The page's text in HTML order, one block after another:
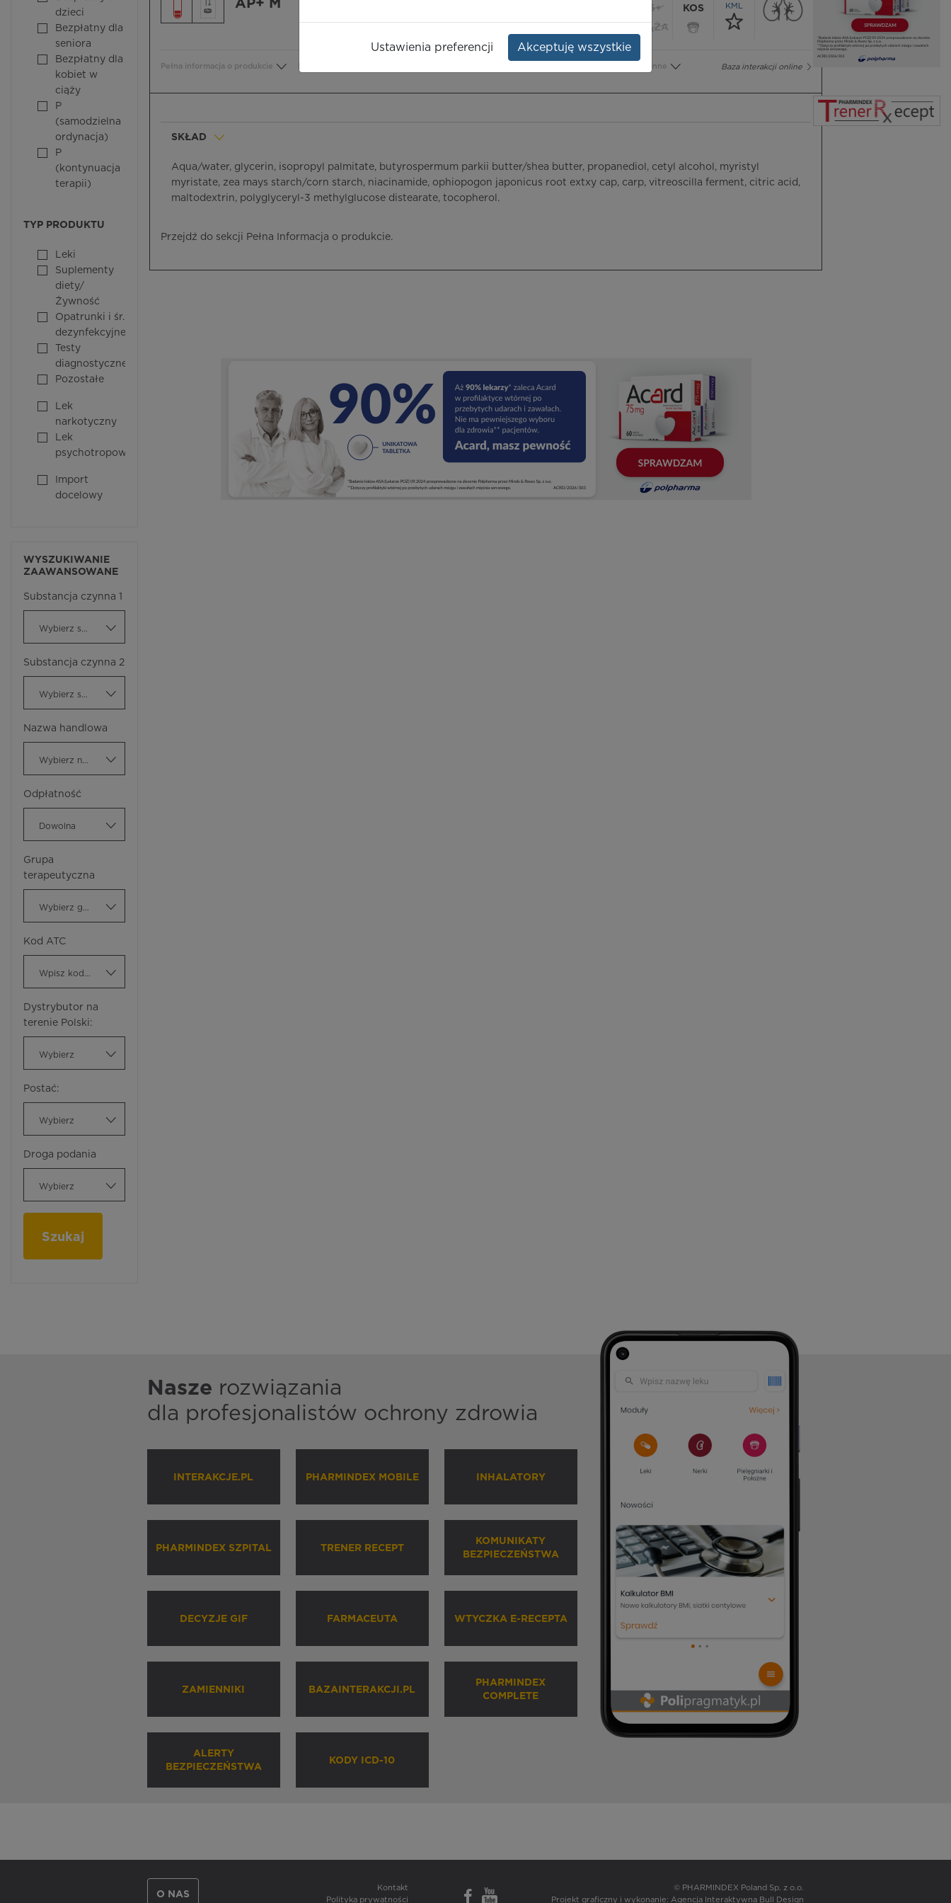
dzieci
Bezpłatny dla
seniora
Bezpłatny dla
kobiet w
ciąży
P
(samodzielna
ordynacja)
P
(kontynuacja
terapii)
TYP PRODUKTU
Leki
Suplementy
diety/
Żywność
Opatrunki i śr.
dezynfekcyjne
Testy
diagnostyczne
Pozostałe
Lek
narkotyczny
Lek
psychotropowy
Import
docelowy
WYSZUKIWANIE
ZAAWANSOWANE
Substancja czynna 1
Substancja czynna 2
Nazwa handlowa
Odpłatność
Dowolna
Grupa
terapeutyczna
Kod ATC
Dystrybutor na
terenie Polski:
Wybierz
Postać:
Wybierz
Droga podania
Wybierz
Szukaj
AP+ M
65+
CIĄŻA
KOS
KML
Baza interakcji online
Pełna informacja o produkcie Inne
SKŁAD
Aqua/water, glycerin, isopropyl palmitate, butyrospermum parkii butter/shea butter, propanediol, cetyl alcohol, myristyl
myristate, zea mays starch/corn starch, niacinamide, ophiopogon japonicus root extxy cap, carp, vitreoscilla ferment, citric acid,
maltodextrin, polyglyceryl-3 methylglucose distearate, tocopherol.
Przejdź do sekcji Pełna Informacja o produkcie.
Nasze rozwiązania
dla profesjonalistów ochrony zdrowia
INTERAKCJE.PL PHARMINDEX MOBILE INHALATORY
PHARMINDEX SZPITAL TRENER RECEPT
KOMUNIKATY
BEZPIECZEŃSTWA
DECYZJE GIF FARMACEUTA WTYCZKA E-RECEPTA
ZAMIENNIKI BAZAINTERAKCJI.PL
PHARMINDEX
COMPLETE
ALERTY
BEZPIECZEŃSTWA
KODY ICD-10
O NAS
Kontakt
Polityka prywatności
© PHARMINDEX Poland Sp. z o.o.
Projekt graficzny i wykonanie: Agencja Interaktywna Bull Design
Ustawienia preferencji Akceptuję wszystkie